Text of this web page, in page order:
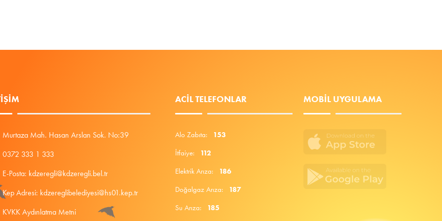
Murtaza Mah. Hasan Arslan Sok. No:39
0372 333 1 333
E-Posta: kdzeregli@kdzeregli.bel.tr
Kep Adresi: kdzereglibelediyesi@hs01.kep.tr
KVKK Aydınlatma Metni
ACIL TELEFONLAR
Alo Zabıta: 153
İtfaiye: 112
Elektrik Arıza: 186
Doğalgaz Arıza: 187
Su Arıza: 185
MOBIL UYGULAMA